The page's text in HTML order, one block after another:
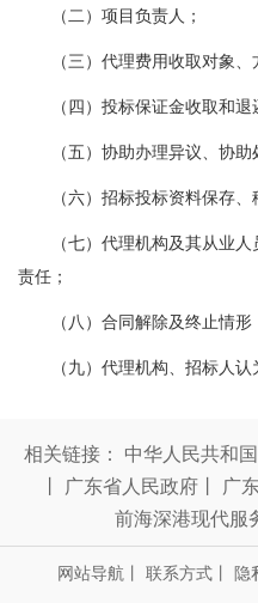
（二）项目负责人；
（三）代理费用收取对象、
（四）投标保证金收取和退
（五）协助办理异议、协助
（六）招标投标资料保存、
（七）代理机构及其从业人
责任；
（八）合同解除及终止情形
（九）代理机构、招标人认
相关链接： 中华人民共和
丨 广东省人民政府 丨 广
前海深港现代服
网站导航 丨 联系方式 丨 隐